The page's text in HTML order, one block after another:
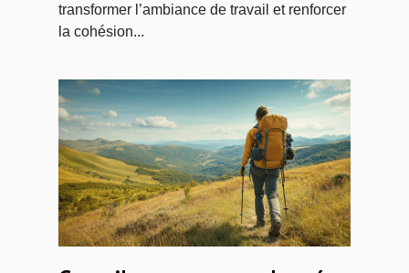
transformer l’ambiance de travail et renforcer
la cohésion...